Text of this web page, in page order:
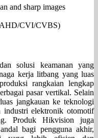
and sharp images
AHD/CVI/CVBS)
solusi keamanan yang
kerja litbang yang luas
rangkaian lengkap
pasar vertikal. Selain
jangkauan ke teknologi
industri elektronik otomotif
Produk Hikvision juga
bagi pengguna akhir,